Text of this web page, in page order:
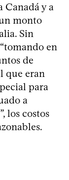
Canadá y a
monto
Sin
en
de
que eran
para
a
los costos